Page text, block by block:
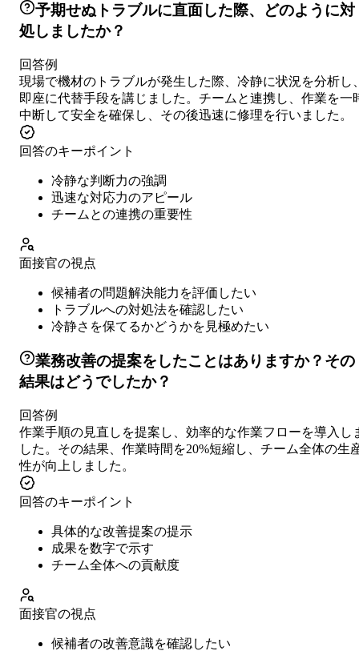
予期せぬトラブルに直面した際、どのように対
処しましたか？
回答例
現場で機材のトラブルが発生した際、冷静に状況を分析し
即座に代替手段を講じました。チームと連携し、作業を一
中断して安全を確保し、その後迅速に修理を行いました。
回答のキーポイント
冷静な判断力の強調
迅速な対応力のアピール
チームとの連携の重要性
面接官の視点
候補者の問題解決能力を評価したい
トラブルへの対処法を確認したい
冷静さを保てるかどうかを見極めたい
業務改善の提案をしたことはありますか？その
結果はどうでしたか？
回答例
作業手順の見直しを提案し、効率的な作業フローを導入し
した。その結果、作業時間を20%短縮し、チーム全体の生
性が向上しました。
回答のキーポイント
具体的な改善提案の提示
成果を数字で示す
チーム全体への貢献度
面接官の視点
候補者の改善意識を確認したい